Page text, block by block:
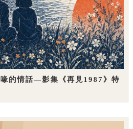
喙的情話—影集《再見1987》特